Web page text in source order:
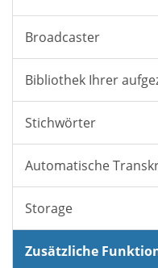
Broadcaster
Bibliothek Ihrer
Stichwörter
Automatische
Storage
Zusätzliche